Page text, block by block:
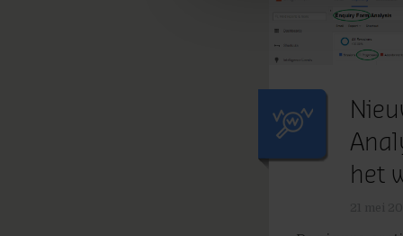
het